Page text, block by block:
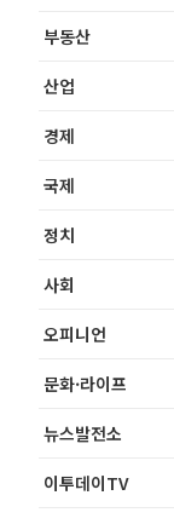
부동산
산업
경제
국제
정치
사회
오피니언
문화·라이프
뉴스발전소
이투데이TV